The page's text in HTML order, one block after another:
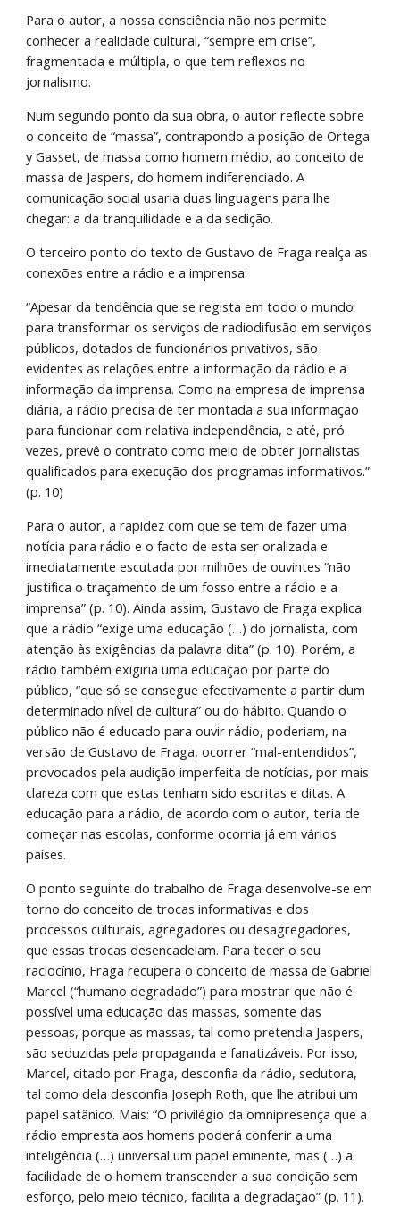
Para o autor, a nossa consciência não nos permite
conhecer a realidade cultural, “sempre em crise”,
fragmentada e múltipla, o que tem reflexos no
jornalismo.
Num segundo ponto da sua obra, o autor reflecte sobre
o conceito de “massa”, contrapondo a posição de Ortega
y Gasset, de massa como homem médio, ao conceito de
massa de Jaspers, do homem indiferenciado. A
comunicação social usaria duas linguagens para lhe
chegar: a da tranquilidade e a da sedição.
O terceiro ponto do texto de Gustavo de Fraga realça as
conexões entre a rádio e a imprensa:
“Apesar da tendência que se regista em todo o mundo
para transformar os serviços de radiodifusão em serviços
públicos, dotados de funcionários privativos, são
evidentes as relações entre a informação da rádio e a
informação da imprensa. Como na empresa de imprensa
diária, a rádio precisa de ter montada a sua informação
para funcionar com relativa independência, e até, pró
vezes, prevê o contrato como meio de obter jornalistas
qualificados para execução dos programas informativos.”
(p. 10)
Para o autor, a rapidez com que se tem de fazer uma
notícia para rádio e o facto de esta ser oralizada e
imediatamente escutada por milhões de ouvintes “não
justifica o traçamento de um fosso entre a rádio e a
imprensa” (p. 10). Ainda assim, Gustavo de Fraga explica
que a rádio “exige uma educação (…) do jornalista, com
atenção às exigências da palavra dita” (p. 10). Porém, a
rádio também exigiria uma educação por parte do
público, “que só se consegue efectivamente a partir dum
determinado nível de cultura” ou do hábito. Quando o
público não é educado para ouvir rádio, poderiam, na
versão de Gustavo de Fraga, ocorrer “mal-entendidos”,
provocados pela audição imperfeita de notícias, por mais
clareza com que estas tenham sido escritas e ditas. A
educação para a rádio, de acordo com o autor, teria de
começar nas escolas, conforme ocorria já em vários
países.
O ponto seguinte do trabalho de Fraga desenvolve-se em
torno do conceito de trocas informativas e dos
processos culturais, agregadores ou desagregadores,
que essas trocas desencadeiam. Para tecer o seu
raciocínio, Fraga recupera o conceito de massa de Gabriel
Marcel (“humano degradado”) para mostrar que não é
possível uma educação das massas, somente das
pessoas, porque as massas, tal como pretendia Jaspers,
são seduzidas pela propaganda e fanatizáveis. Por isso,
Marcel, citado por Fraga, desconfia da rádio, sedutora,
tal como dela desconfia Joseph Roth, que lhe atribui um
papel satânico. Mais: “O privilégio da omnipresença que a
rádio empresta aos homens poderá conferir a uma
inteligência (…) universal um papel eminente, mas (…) a
facilidade de o homem transcender a sua condição sem
esforço, pelo meio técnico, facilita a degradação” (p. 11).